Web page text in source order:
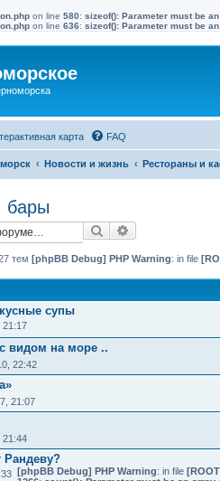
on line 580: sizeof(): Parameter must be
on line 636: sizeof(): Parameter must be
карта FAQ
Новости и жизнь Рестораны и
бары
Поиск
тем [phpBB Debug] PHP Warning: in file
супы
21:17
с видом на море ..
22:42
21:07
21:44
Рандеву?
[phpBB Debug] PHP Warning: in file